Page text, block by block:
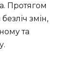
Протягом
змін,
та